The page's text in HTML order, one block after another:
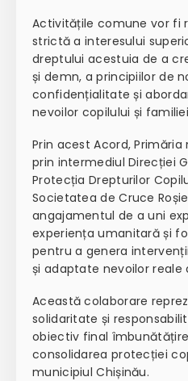
Activitățile comune vor fi
strictă a interesului
dreptului acestuia de a
și demn, a principiilor de
confidențialitate și
nevoilor copilului și
Prin acest Acord,
prin intermediul Direcției
Protecția Drepturilor
Societatea de Cruce
angajamentul de auni
experiența umanitară și
pentru a genera
și adaptate nevoilor reale
Această colaborare
solidaritate și
obiectiv final
consolidarea protecției
municipiul Chișinău.